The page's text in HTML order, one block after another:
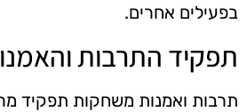
בפעילים אחרים.
תפקיד התרבות
תרבות ואמנות משחקות תפקיד